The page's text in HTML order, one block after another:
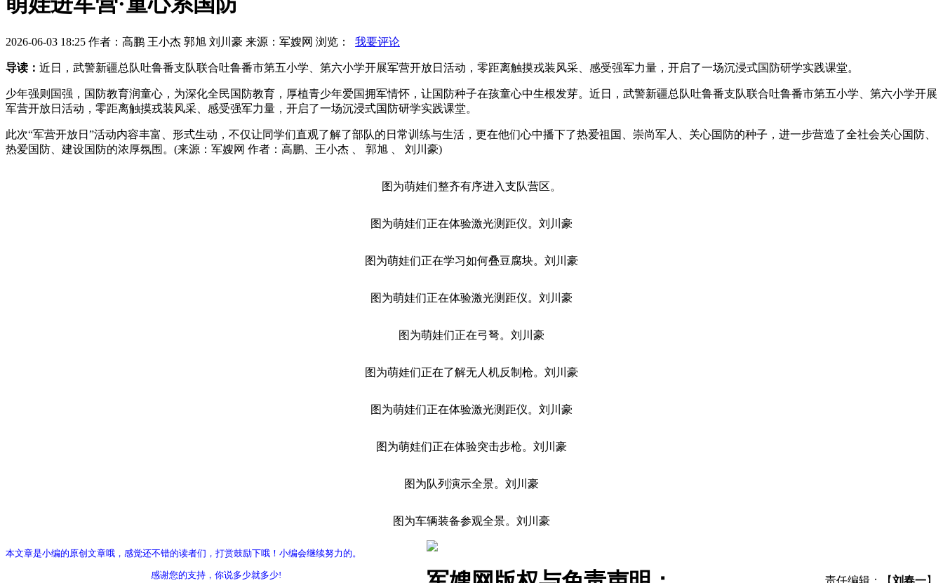
2026-06-03 18:25 作者：高鹏 王小杰 郭旭 刘川豪 来源：军嫂网 浏览： 我要评论
导读： 近日，武警新疆总队吐鲁番支队联合吐鲁番市第五小学、第六小学开展军营开放日活动，零距离触摸戎装风采、感受强军力量，开启了一场沉浸式国防研学实践课堂。
少年强则国强，国防教育润童心，为深化全民国防教育，厚植青少年爱国拥军情怀，让国防种子在孩童心中生根发芽。近日，武警新疆总队吐鲁番支队联合吐鲁番市第五小学、第六小学开展
军营开放日活动，零距离触摸戎装风采、感受强军力量，开启了一场沉浸式国防研学实践课堂。
此次“军营开放日”活动内容丰富、形式生动，不仅让同学们直观了解了部队的日常训练与生活，更在他们心中播下了热爱祖国、崇尚军人、关心国防的种子，进一步营造了全社会关心国防、
热爱国防、建设国防的浓厚氛围。(来源：军嫂网 作者：高鹏、王小杰 、 郭旭 、 刘川豪)
图为萌娃们整齐有序进入支队营区。
图为萌娃们正在体验激光测距仪。刘川豪
图为萌娃们正在学习如何叠豆腐块。刘川豪
图为萌娃们正在体验激光测距仪。刘川豪
图为萌娃们正在弓弩。刘川豪
图为萌娃们正在了解无人机反制枪。刘川豪
图为萌娃们正在体验激光测距仪。刘川豪
图为萌娃们正在体验突击步枪。刘川豪
图为队列演示全景。刘川豪
图为车辆装备参观全景。刘川豪
本文章是小编的原创文章哦，感觉还不错的读者们，打赏鼓励下哦！小编会继续努力的。
感谢您的支持，你说多少就多少! 责任编辑：【刘春一】